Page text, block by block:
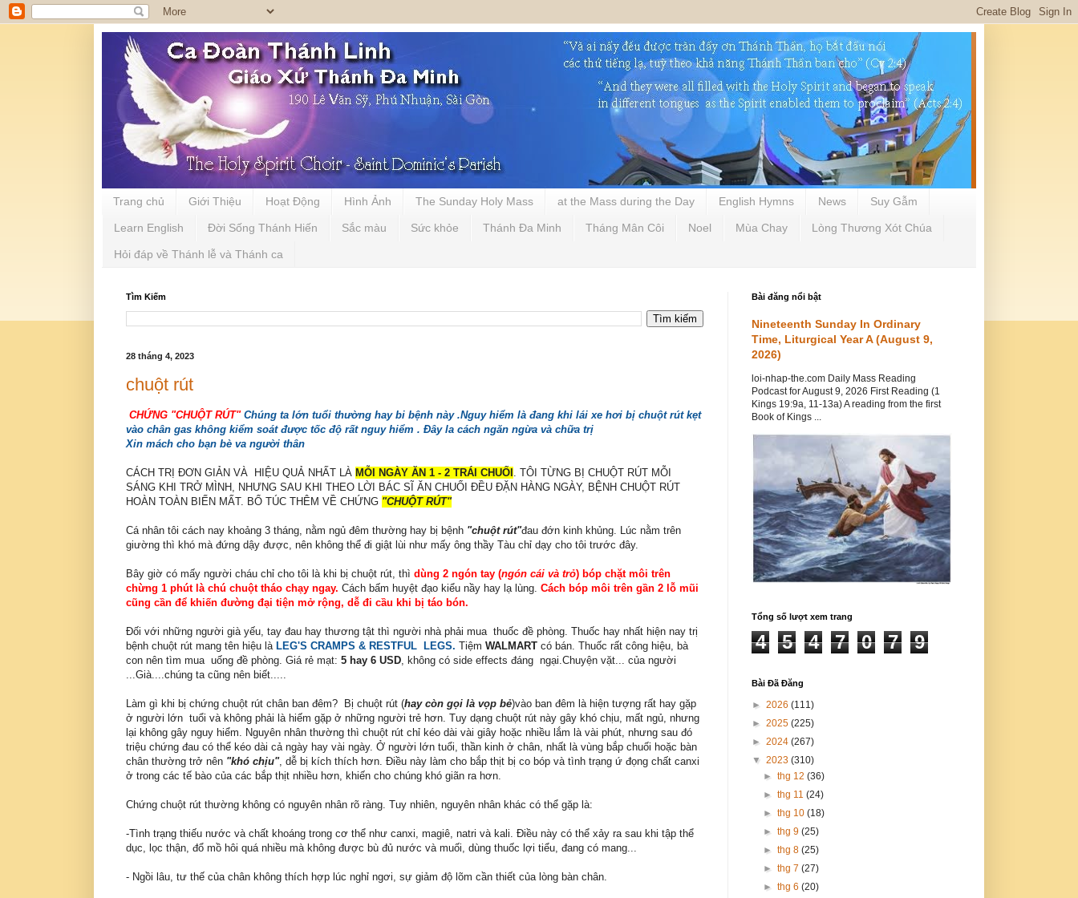
Trang chủ Giới Thiệu Hoạt Động Hình Ảnh The Sunday Holy Mass at the Mass during the Day English Hymns News Suy Gẫm
Learn English Đời Sống Thánh Hiến Sắc màu Sức khỏe Thánh Đa Minh Tháng Mân Côi Noel Mùa Chay Lòng Thương Xót Chúa
Hỏi đáp về Thánh lễ và Thánh ca
Tìm Kiếm
28 tháng 4, 2023
chuột rút
CHỨNG "CHUỘT RÚT" Chúng ta lớn tuổi thường hay bi bệnh này .Nguy hiểm là đang khi lái xe hơi bị chuột rút kẹt
vào chân gas không kiểm soát được tốc độ rất nguy hiểm . Đây la cách ngăn ngừa và chữa trị
Xin mách cho bạn bè va người thân
CÁCH TRỊ ĐƠN GIẢN VÀ HIỆU QUẢ NHẤT LÀ MỖI NGÀY ĂN 1 - 2 TRÁI CHUỐI . TÔI TỪNG BỊ CHUỘT RÚT MỖI
SÁNG KHI TRỞ MÌNH, NHƯNG SAU KHI THEO LỜI BÁC SĨ ĂN CHUỐI ĐỀU ĐẶN HÀNG NGÀY, BỆNH CHUỘT RÚT
HOÀN TOÀN BIẾN MẤT. BỔ TÚC THÊM VỀ CHỨNG "CHUỘT RÚT"
Cá nhân tôi cách nay khoảng 3 tháng, nằm ngủ đêm thường hay bị bệnh "chuột rút"đau đớn kinh khủng. Lúc nằm trên
giường thì khó mà đứng dậy được, nên không thể đi giật lùi như mấy ông thầy Tàu chỉ dạy cho tôi trước đây.
Bây giờ có mấy người cháu chỉ cho tôi là khi bị chuột rút, thì dùng 2 ngón tay (ngón cái và trỏ) bóp chặt môi trên
chừng 1 phút là chú chuột tháo chạy ngay. Cách bấm huyệt đạo kiểu nầy hay lạ lùng. Cách bóp môi trên gần 2 lỗ mũi
cũng cần để khiến đường đại tiện mở rộng, dễ đi cầu khi bị táo bón.
Đối với những người già yếu, tay đau hay thương tật thì người nhà phải mua thuốc đề phòng. Thuốc hay nhất hiện nay trị
bệnh chuột rút mang tên hiệu là LEG'S CRAMPS & RESTFUL LEGS. Tiệm WALMART có bán. Thuốc rất công hiệu, bà
con nên tìm mua uống đề phòng. Giá rẻ mạt: 5 hay 6 USD, không có side effects đáng ngại.Chuyện vặt... của người
...Già....chúng ta cũng nên biết.....
Làm gì khi bị chứng chuột rút chân ban đêm? Bị chuột rút (hay còn gọi là vọp bẻ)vào ban đêm là hiện tượng rất hay gặp
ở người lớn tuổi và không phải là hiếm gặp ở những người trẻ hơn. Tuy dạng chuột rút này gây khó chịu, mất ngủ, nhưng
lại không gây nguy hiểm. Nguyên nhân thường thì chuột rút chỉ kéo dài vài giây hoặc nhiều lắm là vài phút, nhưng sau đó
triệu chứng đau có thể kéo dài cả ngày hay vài ngày. Ở người lớn tuổi, thần kinh ở chân, nhất là vùng bắp chuối hoặc bàn
chân thường trở nên "khó chịu", dễ bị kích thích hơn. Điều này làm cho bắp thịt bị co bóp và tình trạng ứ đọng chất canxi
ở trong các tế bào của các bắp thịt nhiều hơn, khiến cho chúng khó giãn ra hơn.
Chứng chuột rút thường không có nguyên nhân rõ ràng. Tuy nhiên, nguyên nhân khác có thể gặp là:
-Tình trạng thiếu nước và chất khoáng trong cơ thể như canxi, magiê, natri và kali. Điều này có thể xảy ra sau khi tập thể
dục, lọc thận, đổ mồ hôi quá nhiều mà không được bù đủ nước và muối, dùng thuốc lợi tiểu, đang có mang...
- Ngồi lâu, tư thế của chân không thích hợp lúc nghỉ ngơi, sự giảm độ lõm cần thiết của lòng bàn chân.
Bài đăng nổi bật
Nineteenth Sunday In Ordinary
Time, Liturgical Year A (August 9,
2026)
loi-nhap-the.com Daily Mass Reading
Podcast for August 9, 2026 First Reading (1
Kings 19:9a, 11-13a) A reading from the first
Book of Kings ...
Tổng số lượt xem trang
4 5 4 7 0 7 9
Bài Đã Đăng
► 2026 (111)
► 2025 (225)
► 2024 (267)
▼ 2023 (310)
►thg 12(36)
►thg 11(24)
►thg 10(18)
►thg 9(25)
►thg 8(25)
►thg 7(27)
►thg 6(20)